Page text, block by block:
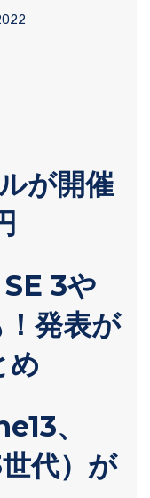
が開催
3や
発表が
め
、
代）が